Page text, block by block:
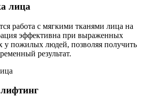
лица
работа с мягкими тканями лица на
эффективна при выраженных
у пожилых людей, позволяя получить
результат.